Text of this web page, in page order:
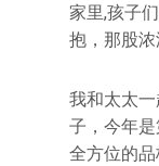
家里,孩子
抱，那股浓
我和太太一
子，今年
全方位的